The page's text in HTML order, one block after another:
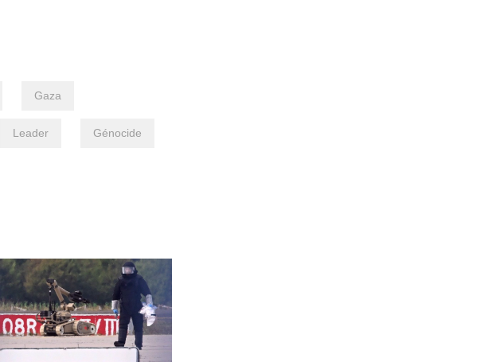
Gaza
Leader Génocide